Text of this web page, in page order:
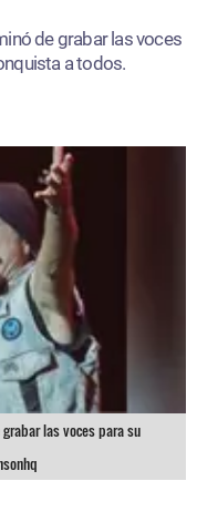
de grabar las voces
a todos.
las voces para su